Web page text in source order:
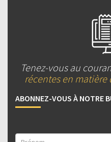
Tenez-vous au
récentes en
ABONNEZ-VOUS À NOTRE